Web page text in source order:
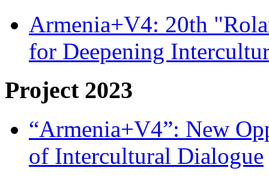
Armenia+V4: 20th
for Deepening
Project 2023
“Armenia+V4”: New
of Intercultural Dialogue